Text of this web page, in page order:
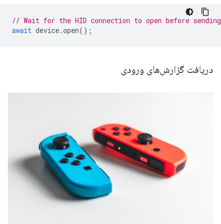
// Wait for the HID connection to open before
await device.open();
دریافت گزارش‌های ورودی